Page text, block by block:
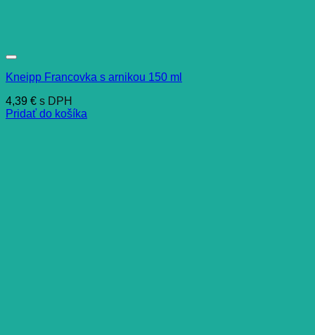
Kneipp Francovka s arnikou 150 ml
4,39 € s DPH
Pridať do košíka